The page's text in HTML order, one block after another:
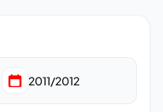
2011/2012